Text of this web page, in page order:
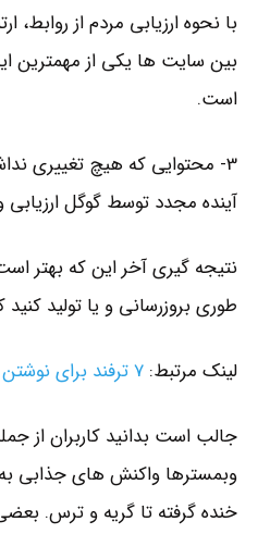
با نحوه ارزیابی مردم از روابط،
بین سایت ها یکی از مهمترین
است.
3- محتوایی که هیچ تغییری
آینده مجدد توسط گوگل ارزیابی
نتیجه گیری آخر این که بهتر
طوری بروزرسانی و یا تولید کنید
لینک مرتبط: 7 ترفند برای نوشتن پست های وبلاگی بهتر
جالب است بدانید کاربران از
وبمسترها واکنش های جذابی به
خنده گرفته تا گریه و ترس.